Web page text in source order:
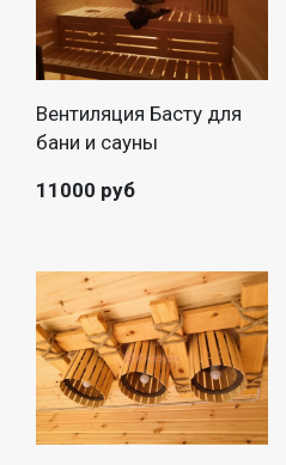
Вентиляция Басту для
бани и сауны
11000 руб